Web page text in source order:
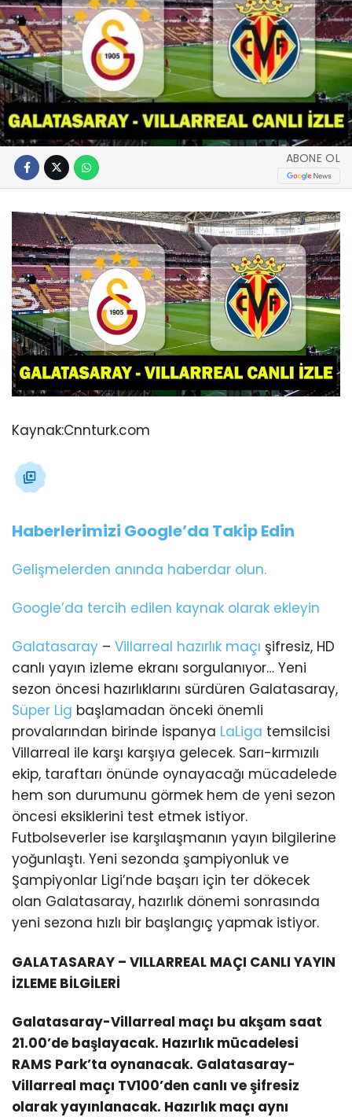
ABONE OL
Kaynak:Cnnturk.com
Haberlerimizi Google’da Takip Edin
Gelişmelerden anında haberdar olun.
Google’da tercih edilen kaynak olarak ekleyin
Galatasaray – Villarreal hazırlık maçı şifresiz, HD
canlı yayın izleme ekranı sorgulanıyor… Yeni
sezon öncesi hazırlıklarını sürdüren Galatasaray,
Süper Lig başlamadan önceki önemli
provalarından birinde İspanya LaLiga temsilcisi
Villarreal ile karşı karşıya gelecek. Sarı-kırmızılı
ekip, taraftarı önünde oynayacağı mücadelede
hem son durumunu görmek hem de yeni sezon
öncesi eksiklerini test etmek istiyor.
Futbolseverler ise karşılaşmanın yayın bilgilerine
yoğunlaştı. Yeni sezonda şampiyonluk ve
Şampiyonlar Ligi’nde başarı için ter dökecek
olan Galatasaray, hazırlık dönemi sonrasında
yeni sezona hızlı bir başlangıç yapmak istiyor.
GALATASARAY – VILLARREAL MAÇI CANLI YAYIN
İZLEME BİLGİLERİ
Galatasaray-Villarreal maçı bu akşam saat
21.00’de başlayacak. Hazırlık mücadelesi
RAMS Park’ta oynanacak. Galatasaray-
Villarreal maçı TV100’den canlı ve şifresiz
olarak yayınlanacak. Hazırlık maçı aynı